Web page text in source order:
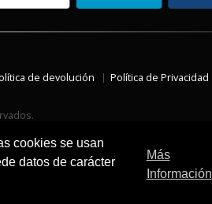
cookies se usan
datos de carácter
Más
Información
de devolución Política de Privacidad